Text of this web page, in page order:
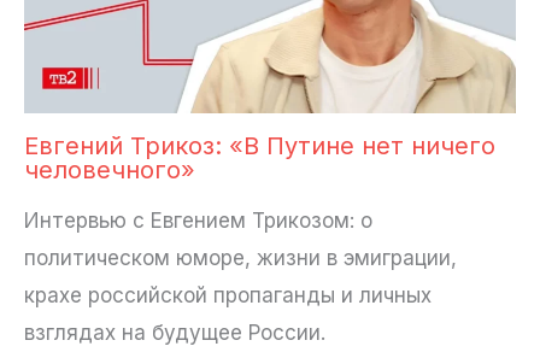
Евгений Трикоз: «В Путине нет ничего
человечного»
Интервью с Евгением Трикозом: о
политическом юморе, жизни в эмиграции,
крахе российской пропаганды и личных
взглядах на будущее России.